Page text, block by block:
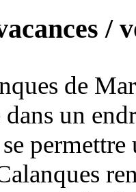
/
de
un
permettre